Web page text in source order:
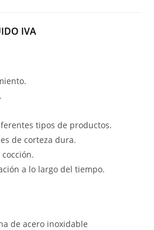
IVA
tipos de productos.
de corteza dura.
a lo largo del tiempo.
de acero inoxidable